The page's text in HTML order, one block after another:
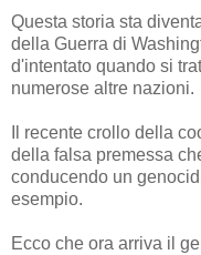
Questa storia sta
della Guerra di
d'intentato quando si
numerose altre nazioni.
Il recente crollo della
della falsa premessa
conducendo un
esempio.
Ecco che ora arriva il